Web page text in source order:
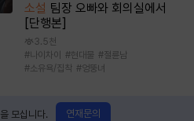
소설 팀장 오빠와 회의실에서
[단행본]
3.5천
#나이차이 #현대물 #절륜남
#소유욕/집착 #엉뚱녀
을 모십니다. 연재문의